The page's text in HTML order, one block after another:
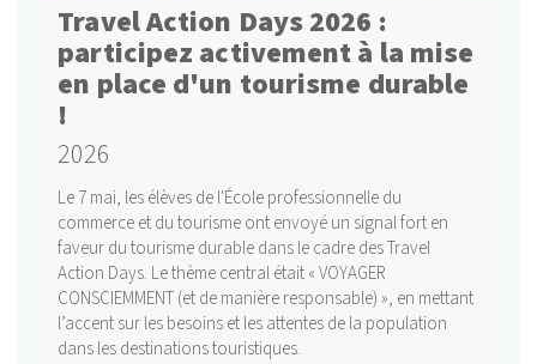
Travel Action Days 2026 :
participez activement à la mise
en place d'un tourisme durable
!
2026
Le 7 mai, les élèves de l'École professionnelle du
commerce et du tourisme ont envoyé un signal fort en
faveur du tourisme durable dans le cadre des Travel
Action Days. Le thème central était « VOYAGER
CONSCIEMMENT (et de manière responsable) », en mettant
l’accent sur les besoins et les attentes de la population
dans les destinations touristiques.